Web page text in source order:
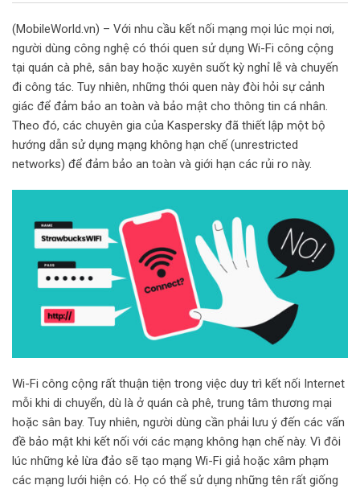
l
e
+
e
r
e
s
t
e
v
i
a
E
m
a
l
t
(MobileWorld.vn) – Với nhu cầu kết nối mạng mọi lúc mọi nơi,
người dùng công nghệ có thói quen sử dụng Wi-Fi công cộng
tại quán cà phê, sân bay hoặc xuyên suốt kỳ nghỉ lễ và chuyến
đi công tác. Tuy nhiên, những thói quen này đòi hỏi sự cảnh
giác để đảm bảo an toàn và bảo mật cho thông tin cá nhân.
Theo đó, các chuyên gia của Kaspersky đã thiết lập một bộ
hướng dẫn sử dụng mạng không hạn chế (unrestricted
networks) để đảm bảo an toàn và giới hạn các rủi ro này.
Wi-Fi công cộng rất thuận tiện trong việc duy trì kết nối Internet
mỗi khi di chuyển, dù là ở quán cà phê, trung tâm thương mại
hoặc sân bay. Tuy nhiên, người dùng cần phải lưu ý đến các vấn
đề bảo mật khi kết nối với các mạng không hạn chế này. Vì đôi
lúc những kẻ lừa đảo sẽ tạo mạng Wi-Fi giả hoặc xâm phạm
các mạng lưới hiện có. Họ có thể sử dụng những tên rất giống